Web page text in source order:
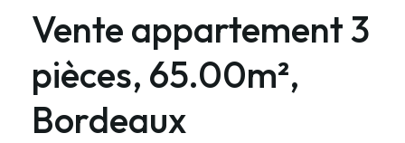
Vente appartement 3
pièces, 65.00m²,
Bordeaux